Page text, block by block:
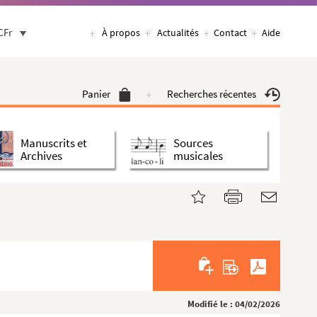
À propos Actualités Contact Aide
Panier Recherches récentes
Manuscrits et
Archives
Sources
musicales
Modifié le : 04/02/2026